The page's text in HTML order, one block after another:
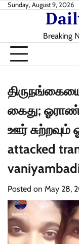
SkipSunday, August 9, 2026
Breaking
கைது;
ஊர் சுற்றவும்
attacked
Posted on May 28,